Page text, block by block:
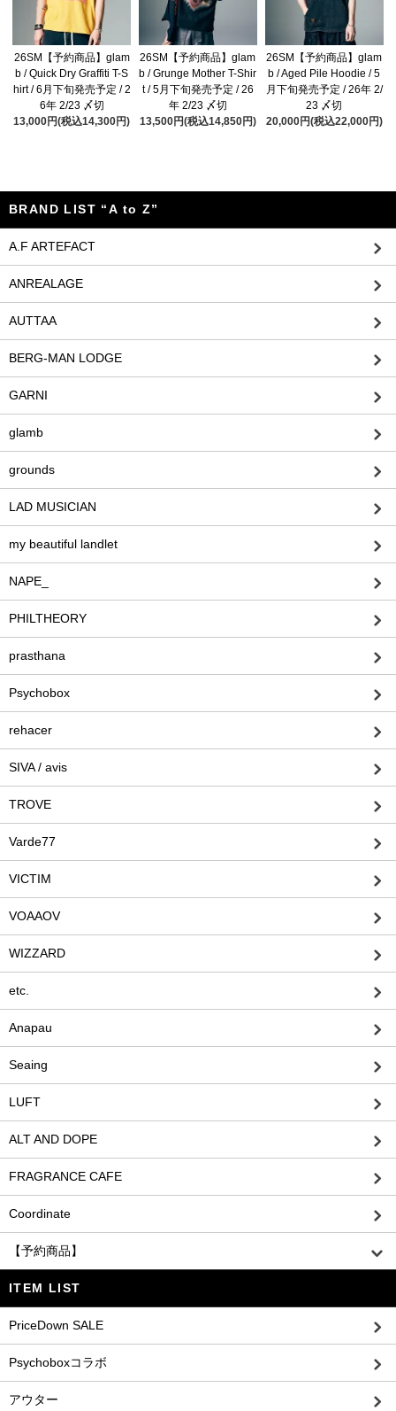
26SM【予約商品】glam
b / Quick Dry Graffiti T-S
hirt / 6月下旬発売予定 / 2
6年 2/23 〆切
13,000円(税込14,300円)
26SM【予約商品】glam
b / Grunge Mother T-Shir
t / 5月下旬発売予定 / 26
年 2/23 〆切
13,500円(税込14,850円)
26SM【予約商品】glam
b / Aged Pile Hoodie / 5
月下旬発売予定 / 26年 2/
23 〆切
20,000円(税込22,000円)
BRAND LIST “A to Z”
A.F ARTEFACT
ANREALAGE
AUTTAA
BERG-MAN LODGE
GARNI
glamb
grounds
LAD MUSICIAN
my beautiful landlet
NAPE_
PHILTHEORY
prasthana
Psychobox
rehacer
SIVA / avis
TROVE
Varde77
VICTIM
VOAAOV
WIZZARD
etc.
Anapau
Seaing
LUFT
ALT AND DOPE
FRAGRANCE CAFE
Coordinate
【予約商品】
ITEM LIST
PriceDown SALE
Psychoboxコラボ
アウター